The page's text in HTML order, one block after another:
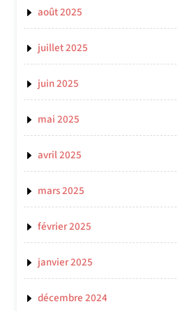
août 2025
juillet 2025
juin 2025
mai 2025
avril 2025
mars 2025
février 2025
janvier 2025
décembre 2024